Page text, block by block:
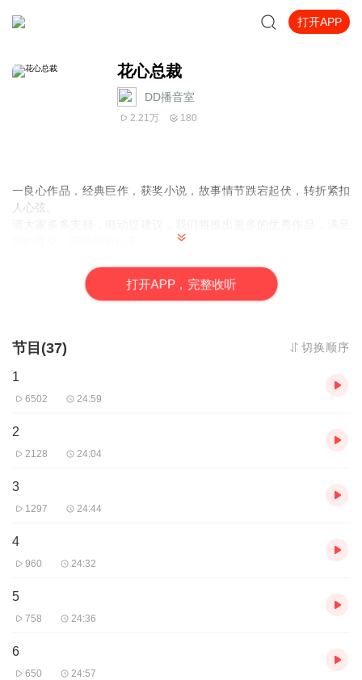
打开APP
花心总裁
DD播音室
2.21万 180
一良心作品，经典巨作，获奖小说，故事情节跌宕起伏，转折紧扣
人心弦。
请大家多多支持，电动提建议，我们将推出更多的优秀作品，满足
打开APP，完整收听
节目(37) 切换顺序
1
6502 24:59
2
2128 24:04
3
1297 24:44
4
960 24:32
5
758 24:36
6
650 24:57